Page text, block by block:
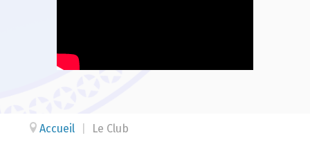
Accueil Le Club